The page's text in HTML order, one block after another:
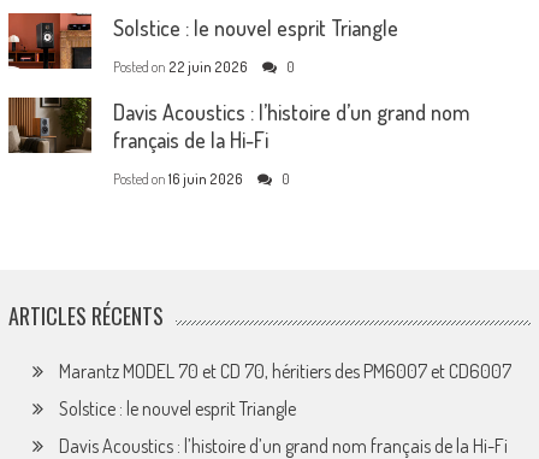
Solstice : le nouvel esprit Triangle
Posted on 22 juin 2026 0
Davis Acoustics : l’histoire d’un grand nom
français de la Hi-Fi
Posted on 16 juin 2026 0
ARTICLES RÉCENTS
Marantz MODEL 70 et CD 70, héritiers des PM6007 et CD6007
Solstice : le nouvel esprit Triangle
Davis Acoustics : l’histoire d’un grand nom français de la Hi-Fi